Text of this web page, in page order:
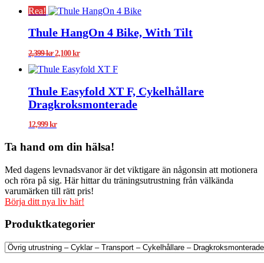
priset
8,999 kr.
priset
7,612 kr.
Rea!
Thule HangOn 4 Bike, With Tilt
2,399kr Det
priset
2,399 kr.
2,100krDet
priset
2,100 kr.
Thule Easyfold XT F, Cykelhållare
Dragkroksmonterade
12,999kr
Ta hand om din hälsa!
Med dagens levnadsvanor är det viktigare än någonsin att motionera
och röra på sig. Här hittar du träningsutrustning från välkända
varumärken till rätt pris!
Börja ditt nya liv här!
Produktkategorier